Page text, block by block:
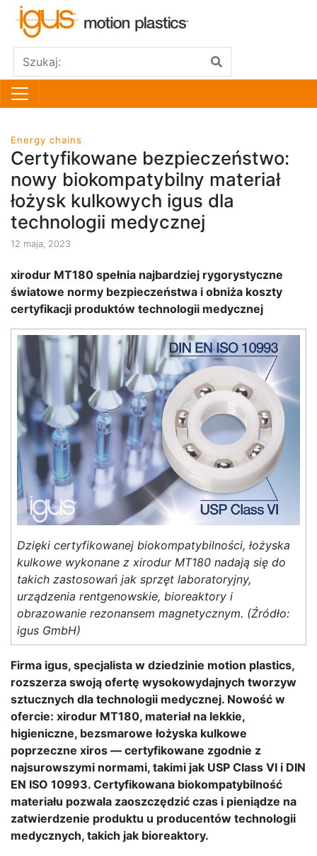
Energy chains
Certyfikowane bezpieczeństwo:
nowy biokompatybilny materiał
łożysk kulkowych igus dla
technologii medycznej
12 maja, 2023
xirodur MT180 spełnia najbardziej rygorystyczne
światowe normy bezpieczeństwa i obniża koszty
certyfikacji produktów technologii medycznej
Dzięki certyfikowanej biokompatybilności, łożyska
kulkowe wykonane z xirodur MT180 nadają się do
takich zastosowań jak sprzęt laboratoryjny,
urządzenia rentgenowskie, bioreaktory i
obrazowanie rezonansem magnetycznym. (Źródło:
igus GmbH)
Firma igus, specjalista w dziedzinie motion plastics,
rozszerza swoją ofertę wysokowydajnych tworzyw
sztucznych dla technologii medycznej. Nowość w
ofercie: xirodur MT180, materiał na lekkie,
higieniczne, bezsmarowe łożyska kulkowe
poprzeczne xiros — certyfikowane zgodnie z
najsurowszymi normami, takimi jak USP Class VI i DIN
EN ISO 10993. Certyfikowana biokompatybilność
materiału pozwala zaoszczędzić czas i pieniądze na
zatwierdzenie produktu u producentów technologii
medycznych, takich jak bioreaktory.